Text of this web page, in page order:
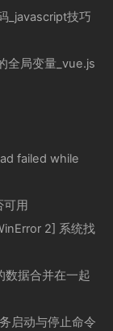
_javascript技巧
全局变量_vue.js
failed while
用
2] 系统找
数据合并在一起
启动与停止命令